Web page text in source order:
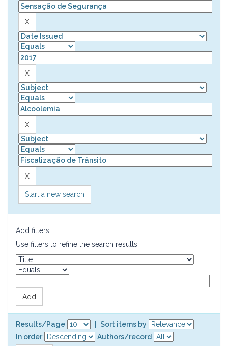
Start a new search
Add filters:
Use filters to refine the search results.
Results/Page
Sort items by
In order
Authors/record